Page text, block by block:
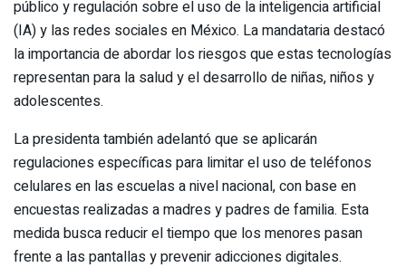
público y regulación sobre el uso de la inteligencia artificial
(IA) y las redes sociales en México. La mandataria destacó
la importancia de abordar los riesgos que estas tecnologías
representan para la salud y el desarrollo de niñas, niños y
adolescentes.
La presidenta también adelantó que se aplicarán
regulaciones específicas para limitar el uso de teléfonos
celulares en las escuelas a nivel nacional, con base en
encuestas realizadas a madres y padres de familia. Esta
medida busca reducir el tiempo que los menores pasan
frente a las pantallas y prevenir adicciones digitales.